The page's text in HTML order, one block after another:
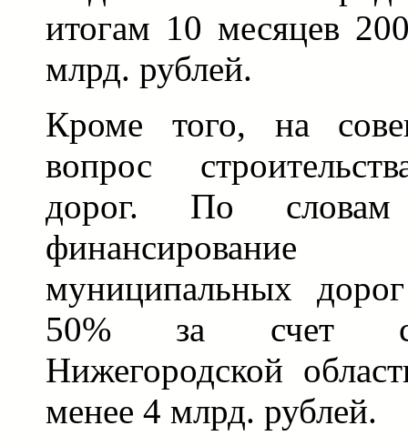
итогам 10 месяцев
млрд. рублей.
Кроме того, на
вопрос
дорог. По словам
финансирование
муниципальных
50% за счет
Нижегородской
менее 4 млрд. рублей.